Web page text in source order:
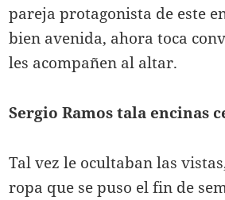
pareja protagonista de este
bien avenida, ahora toca
les acompañen al altar.
Sergio Ramos tala encinas
Tal vez le ocultaban las
ropa que se puso el fin de